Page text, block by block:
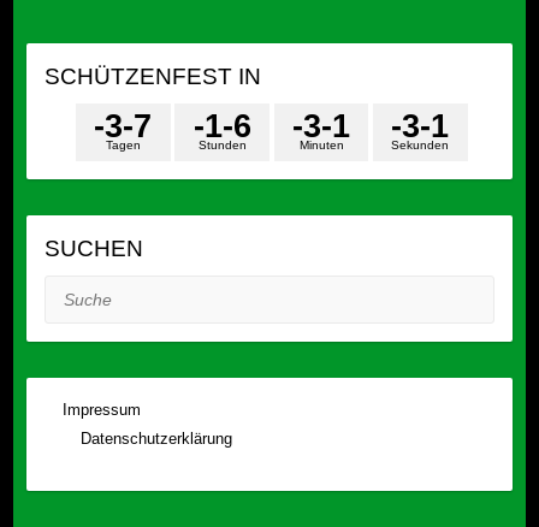
SCHÜTZENFEST IN
Tagen
-3-7
Stunden
-1-6
Minuten
-3-1
Sekunden
-3-1
SUCHEN
Suche
Impressum
Datenschutzerklärung